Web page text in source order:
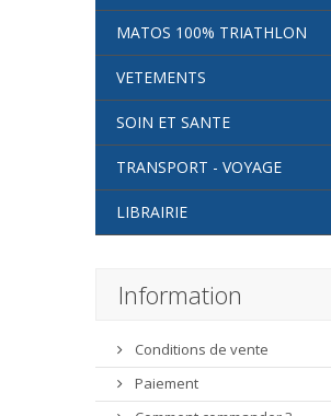
MATOS 100% TRIATHLON
VETEMENTS
SOIN ET SANTE
TRANSPORT - VOYAGE
LIBRAIRIE
Information
Conditions de vente
Paiement